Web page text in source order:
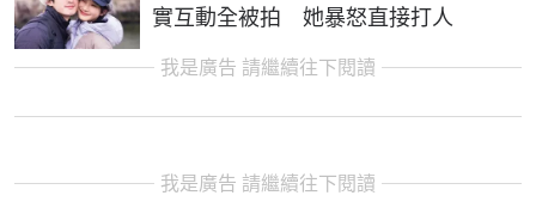
實互動全被拍 她暴怒直接打人
我是廣告 請繼續往下閱讀
我是廣告 請繼續往下閱讀